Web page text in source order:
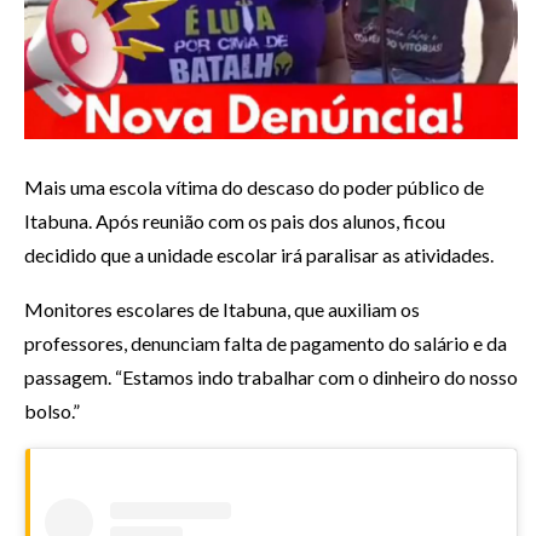
Mais uma escola vítima do descaso do poder público de
Itabuna. Após reunião com os pais dos alunos, ficou
decidido que a unidade escolar irá paralisar as atividades.
Monitores escolares de Itabuna, que auxiliam os
professores, denunciam falta de pagamento do salário e da
passagem. “Estamos indo trabalhar com o dinheiro do nosso
bolso.”